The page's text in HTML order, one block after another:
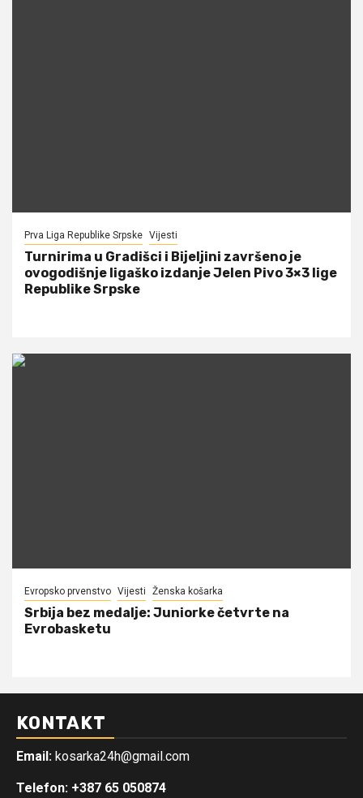
Prva Liga Republike Srpske Vijesti
Turnirima u Gradišci i Bijeljini završeno je
ovogodišnje ligaško izdanje Jelen Pivo 3×3 lige
Republike Srpske
Evropsko prvenstvo Vijesti Ženska košarka
Srbija bez medalje: Juniorke četvrte na
Evrobasketu
KONTAKT
Email: kosarka24h@gmail.com
Telefon: +387 65 050874